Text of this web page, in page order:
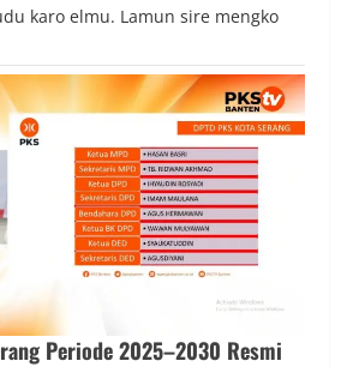
karo elmu. Lamun sire mengko
Periode 2025–2030 Resmi